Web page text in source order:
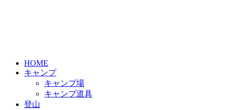
HOME
キャンプ
キャンプ場
キャンプ道具
登山